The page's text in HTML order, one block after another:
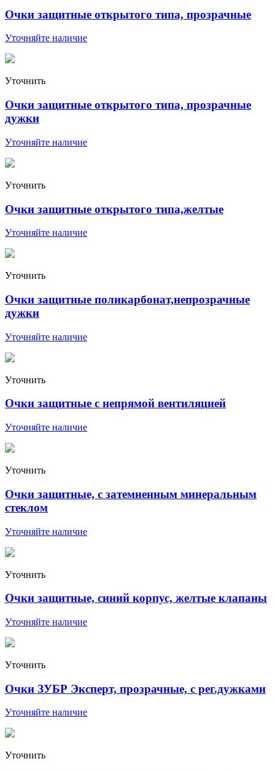
Очки защитные открытого типа, прозрачные
Уточняйте наличие
Уточнить
Очки защитные открытого типа, прозрачные
дужки
Уточняйте наличие
Уточнить
Очки защитные открытого типа,желтые
Уточняйте наличие
Уточнить
Очки защитные поликарбонат,непрозрачные
дужки
Уточняйте наличие
Уточнить
Очки защитные с непрямой вентиляцией
Уточняйте наличие
Уточнить
Очки защитные, с затемненным минеральным
стеклом
Уточняйте наличие
Уточнить
Очки защитные, синий корпус, желтые клапаны
Уточняйте наличие
Уточнить
Очки ЗУБР Эксперт, прозрачные, с рег.дужками
Уточняйте наличие
Уточнить